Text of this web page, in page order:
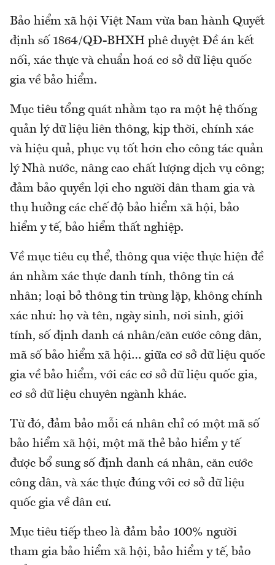
Bảo hiểm xã hội Việt Nam vừa ban hành Quyết
định số 1864/QĐ-BHXH phê duyệt Đề án kết
nối, xác thực và chuẩn hoá cơ sở dữ liệu quốc
gia về bảo hiểm.
Mục tiêu tổng quát nhằm tạo ra một hệ thống
quản lý dữ liệu liên thông, kịp thời, chính xác
và hiệu quả, phục vụ tốt hơn cho công tác quản
lý Nhà nước, nâng cao chất lượng dịch vụ công;
đảm bảo quyền lợi cho người dân tham gia và
thụ hưởng các chế độ bảo hiểm xã hội, bảo
hiểm y tế, bảo hiểm thất nghiệp.
Về mục tiêu cụ thể, thông qua việc thực hiện đề
án nhằm xác thực danh tính, thông tin cá
nhân; loại bỏ thông tin trùng lặp, không chính
xác như: họ và tên, ngày sinh, nơi sinh, giới
tính, số định danh cá nhân/căn cước công dân,
mã số bảo hiểm xã hội… giữa cơ sở dữ liệu quốc
gia về bảo hiểm, với các cơ sở dữ liệu quốc gia,
cơ sở dữ liệu chuyên ngành khác.
Từ đó, đảm bảo mỗi cá nhân chỉ có một mã số
bảo hiểm xã hội, một mã thẻ bảo hiểm y tế
được bổ sung số định danh cá nhân, căn cước
công dân, và xác thực đúng với cơ sở dữ liệu
quốc gia về dân cư.
Mục tiêu tiếp theo là đảm bảo 100% người
tham gia bảo hiểm xã hội, bảo hiểm y tế, bảo